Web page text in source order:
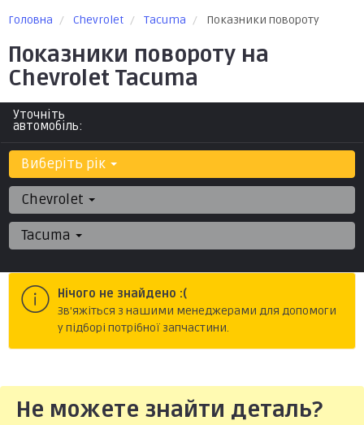
Головна Chevrolet Tacuma Показники повороту
Показники повороту на
Chevrolet Tacuma
Уточніть
автомобіль:
Виберіть рік
Chevrolet
Tacuma
Нічого не знайдено :(
Зв'яжіться з нашими менеджерами для допомоги
у підборі потрібної запчастини.
Не можете знайти деталь?